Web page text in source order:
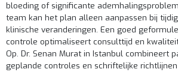
bloeding of significante
team kan het plan alleen aanpassen bij
klinische veranderingen. Een goed
controle optimaliseert consulttijd en
Op. Dr. Senan Murat in Istanbul combineert
geplande controles en schriftelijke